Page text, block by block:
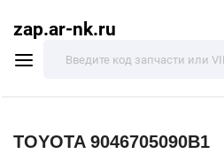
zap.ar-nk.ru
TOYOTA 9046705090B1